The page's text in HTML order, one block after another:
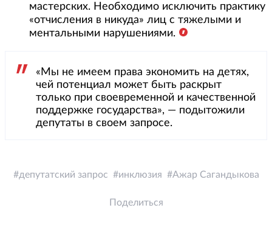
мастерских. Необходимо исключить практику
«отчисления в никуда» лиц с тяжелыми и
ментальными нарушениями.
«Мы не имеем права экономить на детях,
чей потенциал может быть раскрыт
только при своевременной и качественной
поддержке государства», — подытожили
депутаты в своем запросе.
депутатский запрос инклюзия Ажар Сагандыкова
Поделиться